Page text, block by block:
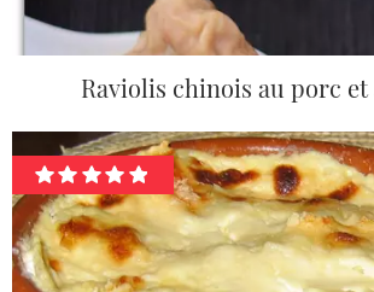
Raviolis chinois au porc et